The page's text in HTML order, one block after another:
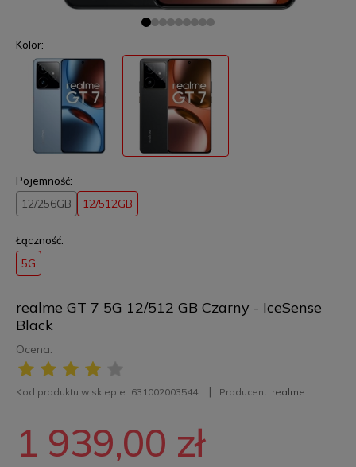
realme GT 7 5G 12/512 GB Czarny - IceSense
Black
Ocena:
Kod produktu w sklepie: 631002003544 Producent: realme
Kolor:
Pojemność:
12/256GB 12/512GB
Łączność:
5G
1 939,00 zł